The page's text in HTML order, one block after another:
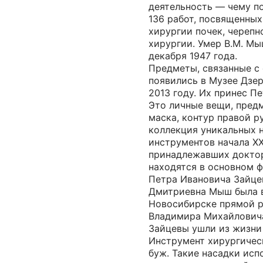
деятельность — чему
136 работ,
хирургии почек,
хирургии. Умер В.М.
декабря 1947 года.
Предметы, связанные
появились в Музее
2013 году. Их принес
Это личные вещи,
маска, контур правой
коллекция уникальных
инструментов начала
принадлежавших
находятся в основном
Петра Ивановича
Дмитриевна Мыш была
Новосибирске прямой
Владимира
Зайцевы ушли из жизни
Инструмент
буж. Такие насадки